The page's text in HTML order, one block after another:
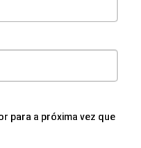
para a próxima vez que